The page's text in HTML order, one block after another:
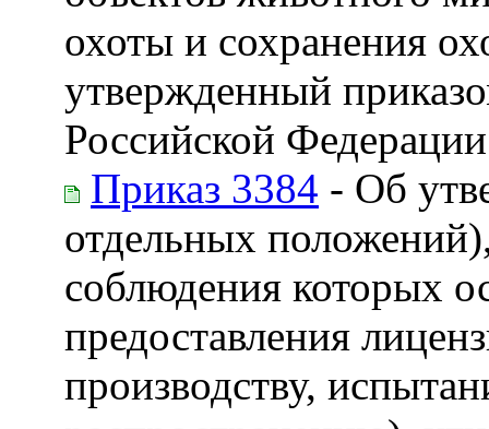
охоты и сохранения
утвержденный
Российской
Приказ 3384 - Об
отдельных
соблюдения которых
предоставления
производству,